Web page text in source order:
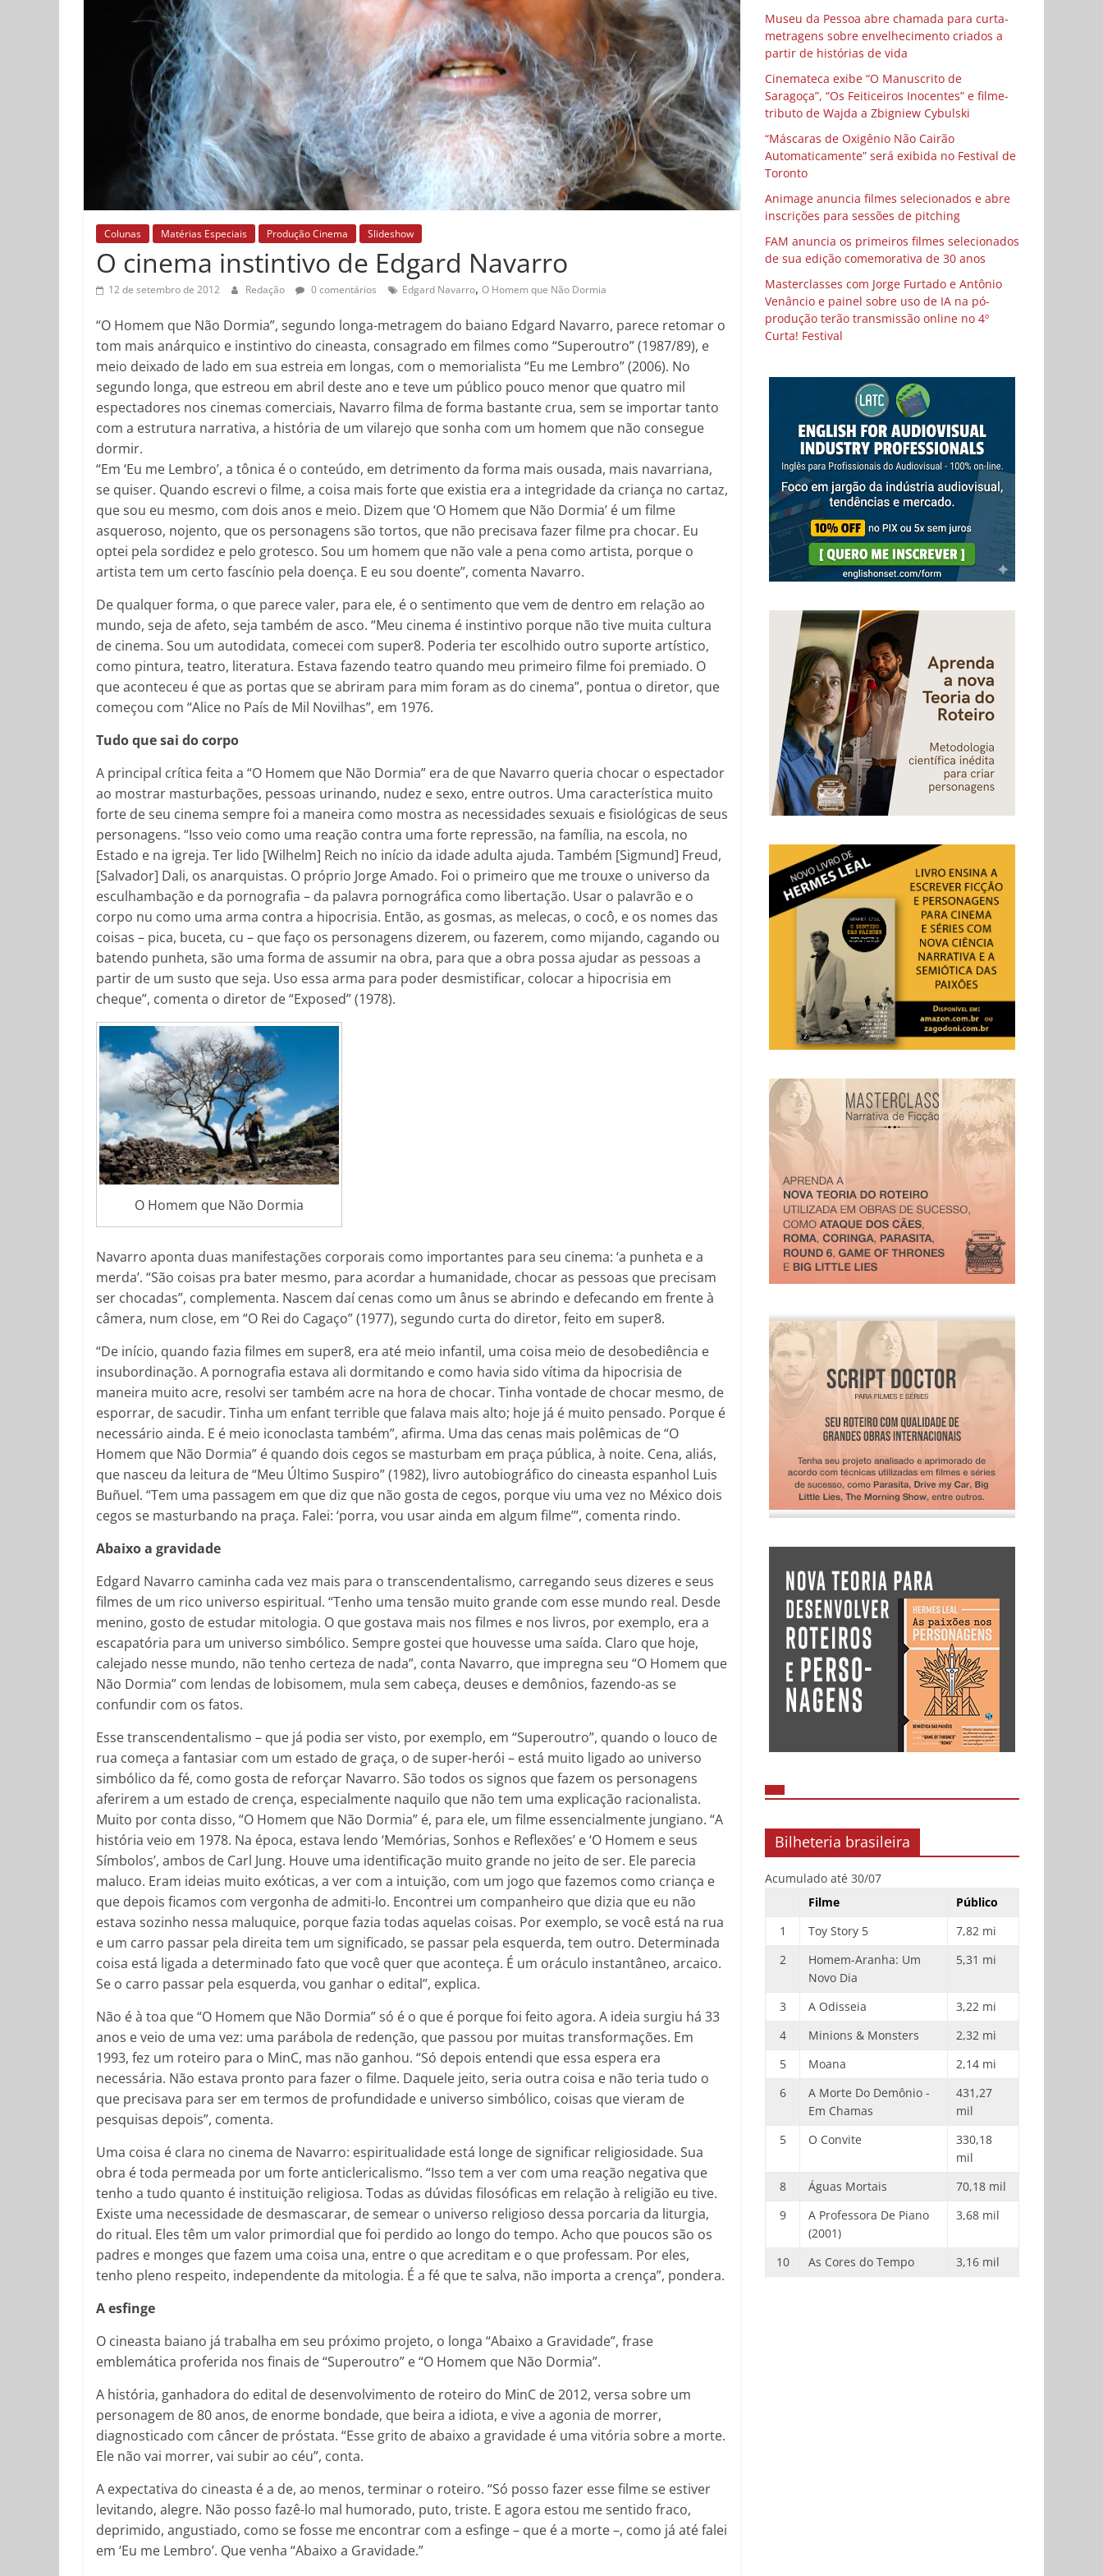
Colunas Matérias Especiais Produção Cinema Slideshow
O cinema instintivo de Edgard Navarro
12 de setembro de 2012 Redação 0 comentários Edgard Navarro, O Homem que Não Dormia
“O Homem que Não Dormia”, segundo longa-metragem do baiano Edgard Navarro, parece retomar o
tom mais anárquico e instintivo do cineasta, consagrado em filmes como “Superoutro” (1987/89), e
meio deixado de lado em sua estreia em longas, com o memorialista “Eu me Lembro” (2006). No
segundo longa, que estreou em abril deste ano e teve um público pouco menor que quatro mil
espectadores nos cinemas comerciais, Navarro filma de forma bastante crua, sem se importar tanto
com a estrutura narrativa, a história de um vilarejo que sonha com um homem que não consegue
dormir.
“Em ‘Eu me Lembro’, a tônica é o conteúdo, em detrimento da forma mais ousada, mais navarriana,
se quiser. Quando escrevi o filme, a coisa mais forte que existia era a integridade da criança no cartaz,
que sou eu mesmo, com dois anos e meio. Dizem que ‘O Homem que Não Dormia’ é um filme
asqueroso, nojento, que os personagens são tortos, que não precisava fazer filme pra chocar. Eu
optei pela sordidez e pelo grotesco. Sou um homem que não vale a pena como artista, porque o
artista tem um certo fascínio pela doença. E eu sou doente”, comenta Navarro.
De qualquer forma, o que parece valer, para ele, é o sentimento que vem de dentro em relação ao
mundo, seja de afeto, seja também de asco. “Meu cinema é instintivo porque não tive muita cultura
de cinema. Sou um autodidata, comecei com super8. Poderia ter escolhido outro suporte artístico,
como pintura, teatro, literatura. Estava fazendo teatro quando meu primeiro filme foi premiado. O
que aconteceu é que as portas que se abriram para mim foram as do cinema”, pontua o diretor, que
começou com “Alice no País de Mil Novilhas”, em 1976.
Tudo que sai do corpo
A principal crítica feita a “O Homem que Não Dormia” era de que Navarro queria chocar o espectador
ao mostrar masturbações, pessoas urinando, nudez e sexo, entre outros. Uma característica muito
forte de seu cinema sempre foi a maneira como mostra as necessidades sexuais e fisiológicas de seus
personagens. “Isso veio como uma reação contra uma forte repressão, na família, na escola, no
Estado e na igreja. Ter lido [Wilhelm] Reich no início da idade adulta ajuda. Também [Sigmund] Freud,
[Salvador] Dali, os anarquistas. O próprio Jorge Amado. Foi o primeiro que me trouxe o universo da
esculhambação e da pornografia – da palavra pornográfica como libertação. Usar o palavrão e o
corpo nu como uma arma contra a hipocrisia. Então, as gosmas, as melecas, o cocô, e os nomes das
coisas – pica, buceta, cu – que faço os personagens dizerem, ou fazerem, como mijando, cagando ou
batendo punheta, são uma forma de assumir na obra, para que a obra possa ajudar as pessoas a
partir de um susto que seja. Uso essa arma para poder desmistificar, colocar a hipocrisia em
cheque”, comenta o diretor de “Exposed” (1978).
O Homem que Não Dormia
Navarro aponta duas manifestações corporais como importantes para seu cinema: ‘a punheta e a
merda’. “São coisas pra bater mesmo, para acordar a humanidade, chocar as pessoas que precisam
ser chocadas”, complementa. Nascem daí cenas como um ânus se abrindo e defecando em frente à
câmera, num close, em “O Rei do Cagaço” (1977), segundo curta do diretor, feito em super8.
“De início, quando fazia filmes em super8, era até meio infantil, uma coisa meio de desobediência e
insubordinação. A pornografia estava ali dormitando e como havia sido vítima da hipocrisia de
maneira muito acre, resolvi ser também acre na hora de chocar. Tinha vontade de chocar mesmo, de
esporrar, de sacudir. Tinha um enfant terrible que falava mais alto; hoje já é muito pensado. Porque é
necessário ainda. E é meio iconoclasta também”, afirma. Uma das cenas mais polêmicas de “O
Homem que Não Dormia” é quando dois cegos se masturbam em praça pública, à noite. Cena, aliás,
que nasceu da leitura de “Meu Último Suspiro” (1982), livro autobiográfico do cineasta espanhol Luis
Buñuel. “Tem uma passagem em que diz que não gosta de cegos, porque viu uma vez no México dois
cegos se masturbando na praça. Falei: ‘porra, vou usar ainda em algum filme’”, comenta rindo.
Abaixo a gravidade
Edgard Navarro caminha cada vez mais para o transcendentalismo, carregando seus dizeres e seus
filmes de um rico universo espiritual. “Tenho uma tensão muito grande com esse mundo real. Desde
menino, gosto de estudar mitologia. O que gostava mais nos filmes e nos livros, por exemplo, era a
escapatória para um universo simbólico. Sempre gostei que houvesse uma saída. Claro que hoje,
calejado nesse mundo, não tenho certeza de nada”, conta Navarro, que impregna seu “O Homem que
Não Dormia” com lendas de lobisomem, mula sem cabeça, deuses e demônios, fazendo-as se
confundir com os fatos.
Esse transcendentalismo – que já podia ser visto, por exemplo, em “Superoutro”, quando o louco de
rua começa a fantasiar com um estado de graça, o de super-herói – está muito ligado ao universo
simbólico da fé, como gosta de reforçar Navarro. São todos os signos que fazem os personagens
aferirem a um estado de crença, especialmente naquilo que não tem uma explicação racionalista.
Muito por conta disso, “O Homem que Não Dormia” é, para ele, um filme essencialmente jungiano. “A
história veio em 1978. Na época, estava lendo ‘Memórias, Sonhos e Reflexões’ e ‘O Homem e seus
Símbolos’, ambos de Carl Jung. Houve uma identificação muito grande no jeito de ser. Ele parecia
maluco. Eram ideias muito exóticas, a ver com a intuição, com um jogo que fazemos como criança e
que depois ficamos com vergonha de admiti-lo. Encontrei um companheiro que dizia que eu não
estava sozinho nessa maluquice, porque fazia todas aquelas coisas. Por exemplo, se você está na rua
e um carro passar pela direita tem um significado, se passar pela esquerda, tem outro. Determinada
coisa está ligada a determinado fato que você quer que aconteça. É um oráculo instantâneo, arcaico.
Se o carro passar pela esquerda, vou ganhar o edital”, explica.
Não é à toa que “O Homem que Não Dormia” só é o que é porque foi feito agora. A ideia surgiu há 33
anos e veio de uma vez: uma parábola de redenção, que passou por muitas transformações. Em
1993, fez um roteiro para o MinC, mas não ganhou. “Só depois entendi que essa espera era
necessária. Não estava pronto para fazer o filme. Daquele jeito, seria outra coisa e não teria tudo o
que precisava para ser em termos de profundidade e universo simbólico, coisas que vieram de
pesquisas depois”, comenta.
Uma coisa é clara no cinema de Navarro: espiritualidade está longe de significar religiosidade. Sua
obra é toda permeada por um forte anticlericalismo. “Isso tem a ver com uma reação negativa que
tenho a tudo quanto é instituição religiosa. Todas as dúvidas filosóficas em relação à religião eu tive.
Existe uma necessidade de desmascarar, de semear o universo religioso dessa porcaria da liturgia,
do ritual. Eles têm um valor primordial que foi perdido ao longo do tempo. Acho que poucos são os
padres e monges que fazem uma coisa una, entre o que acreditam e o que professam. Por eles,
tenho pleno respeito, independente da mitologia. É a fé que te salva, não importa a crença”, pondera.
A esfinge
O cineasta baiano já trabalha em seu próximo projeto, o longa “Abaixo a Gravidade”, frase
emblemática proferida nos finais de “Superoutro” e “O Homem que Não Dormia”.
A história, ganhadora do edital de desenvolvimento de roteiro do MinC de 2012, versa sobre um
personagem de 80 anos, de enorme bondade, que beira a idiota, e vive a agonia de morrer,
diagnosticado com câncer de próstata. “Esse grito de abaixo a gravidade é uma vitória sobre a morte.
Ele não vai morrer, vai subir ao céu”, conta.
A expectativa do cineasta é a de, ao menos, terminar o roteiro. “Só posso fazer esse filme se estiver
levitando, alegre. Não posso fazê-lo mal humorado, puto, triste. E agora estou me sentido fraco,
deprimido, angustiado, como se fosse me encontrar com a esfinge – que é a morte –, como já até falei
em ‘Eu me Lembro’. Que venha “Abaixo a Gravidade.”
Museu da Pessoa abre chamada para curta-
metragens sobre envelhecimento criados a
partir de histórias de vida
Cinemateca exibe “O Manuscrito de
Saragoça”, “Os Feiticeiros Inocentes” e filme-
tributo de Wajda a Zbigniew Cybulski
“Máscaras de Oxigênio Não Cairão
Automaticamente” será exibida no Festival de
Toronto
Animage anuncia filmes selecionados e abre
inscrições para sessões de pitching
FAM anuncia os primeiros filmes selecionados
de sua edição comemorativa de 30 anos
Masterclasses com Jorge Furtado e Antônio
Venâncio e painel sobre uso de IA na pó-
produção terão transmissão online no 4º
Curta! Festival
Bilheteria brasileira
Acumulado até 30/07
Filme
Público
1
Toy Story 5
7,82 mi
2
Homem-Aranha: Um
Novo Dia
5,31 mi
3 A Odisseia
3,22 mi
4
Minions & Monsters
2,32 mi
5
Moana
2,14 mi
6
A Morte Do Demônio -
Em Chamas
431,27
mil
5
O Convite
330,18
mil
8
Águas Mortais
70,18 mil
9
A Professora De Piano
(2001)
3,68 mil
10 As Cores do Tempo 3,16 mil